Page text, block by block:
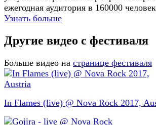
ежегодная аудитория в 160000
Узнать больше
Другие видео с фестиваля
Больше видео на странице фестиваля
In Flames (live) @ Nova Rock 2017,